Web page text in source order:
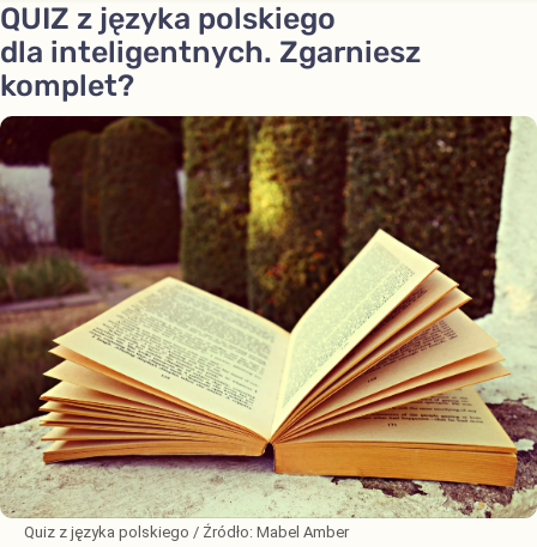
QUIZ z języka polskiego
dla inteligentnych. Zgarniesz
komplet?
Quiz z języka polskiego / Źródło: Mabel Amber